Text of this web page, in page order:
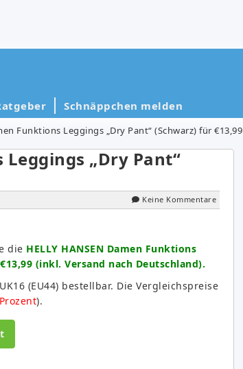
Schnäppchen melden
Funktions Leggings „Dry Pant“ (Schwarz) für €13,99
Leggings „Dry Pant“
Keine Kommentare
die HELLY HANSEN Damen Funktions
(inkl. Versand nach Deutschland).
(EU44) bestellbar. Die Vergleichspreise
).